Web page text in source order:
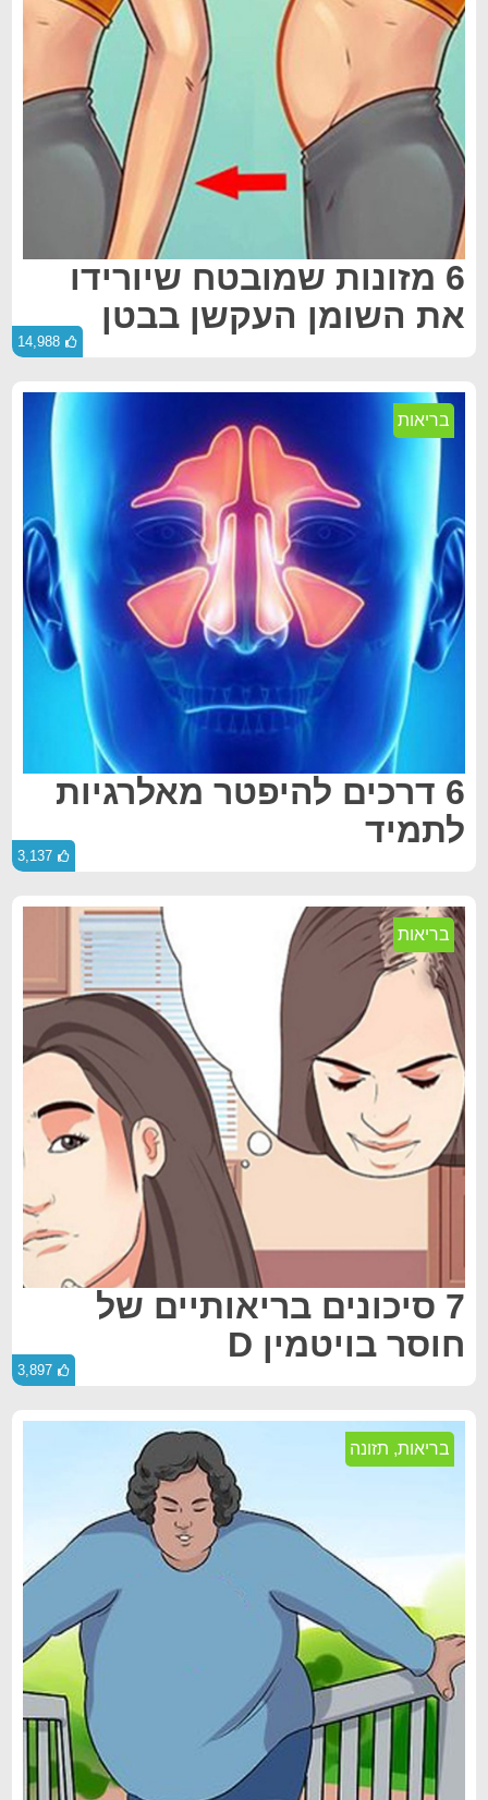
6 מזונות שמובטח שיורידו
את השומן העקשן בבטן
14,988
בריאות
6 דרכים להיפטר מאלרגיות
לתמיד
3,137
בריאות
7 סיכונים בריאותיים של
חוסר בויטמין D
3,897
בריאות, תזונה